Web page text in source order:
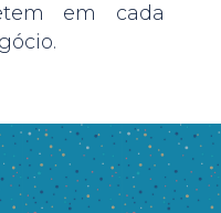
em cada